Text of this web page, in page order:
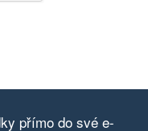
přímo do své e-